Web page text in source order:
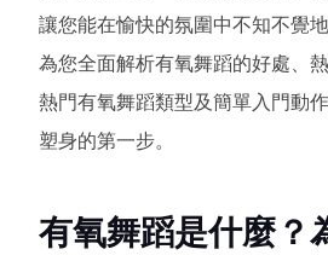
讓您能在愉快的氛圍中不知不覺
為您全面解析有氧舞蹈的好處、
熱門有氧舞蹈類型及簡單入門動
塑身的第一步。
有氧舞蹈是什麼？